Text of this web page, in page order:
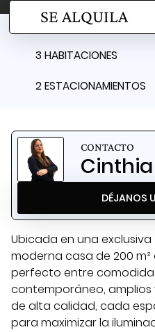
3 HABITACIONES
2 ESTACIONAMIENTOS
SE ALQUILA
CONTACTO
Cinthia
DÉJANOS
Ubicada en una
moderna casa de 200
perfecto entre
contemporáneo,
de alta calidad, cada
para maximizar la